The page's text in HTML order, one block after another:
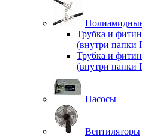
Трубка и
(внутри папки
Трубка и
(внутри папки
Насосы
Вентиляторы